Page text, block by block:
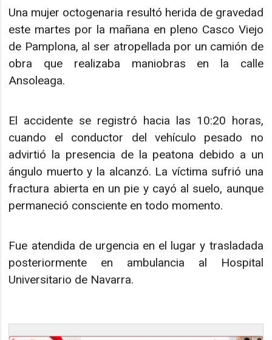
Una mujer octogenaria resultó herida de gravedad
este martes por la mañana en pleno Casco Viejo
de Pamplona, al ser atropellada por un camión de
obra que realizaba maniobras en la calle
Ansoleaga.
El accidente se registró hacia las 10:20 horas,
cuando el conductor del vehículo pesado no
advirtió la presencia de la peatona debido a un
ángulo muerto y la alcanzó. La víctima sufrió una
fractura abierta en un pie y cayó al suelo, aunque
permaneció consciente en todo momento.
Fue atendida de urgencia en el lugar y trasladada
posteriormente en ambulancia al Hospital
Universitario de Navarra.